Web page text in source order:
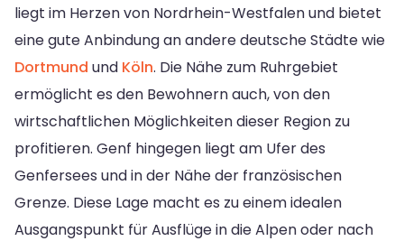
liegt im Herzen von Nordrhein-Westfalen und bietet
eine gute Anbindung an andere deutsche Städte wie
Dortmund und Köln. Die Nähe zum Ruhrgebiet
ermöglicht es den Bewohnern auch, von den
wirtschaftlichen Möglichkeiten dieser Region zu
profitieren. Genf hingegen liegt am Ufer des
Genfersees und in der Nähe der französischen
Grenze. Diese Lage macht es zu einem idealen
Ausgangspunkt für Ausflüge in die Alpen oder nach